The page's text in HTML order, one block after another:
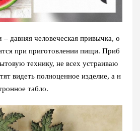
давняя человеческая привычка, о
при приготовлении пищи. Приб
технику, не всех устраиваю
видеть полноценное изделие, а н
табло.